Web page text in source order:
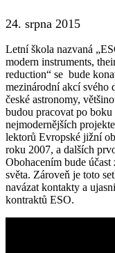
24. srpna 2015
Letní škola nazvaná
modern instruments,
reduction“ se bude
mezinárodní akcí svého
české astronomy,
budou pracovat po
nejmodernějších
lektorů Evropské jižní
roku 2007, a dalších
Obohacením bude
světa. Zároveň je toto
navázat kontakty a
kontraktů ESO.